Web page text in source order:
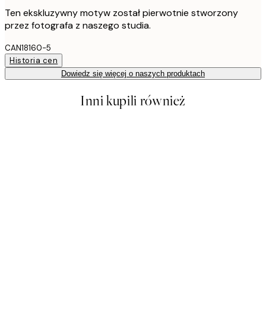
Ten ekskluzywny motyw został pierwotnie stworzony
przez fotografa z naszego studia.
CAN18160-5
Historia cen
Dowiedz się więcej o naszych produktach
Inni kupili również